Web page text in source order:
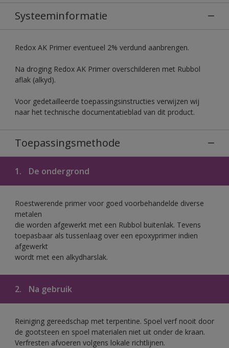
Systeeminformatie
Redox AK Primer eventueel 2% verdund aanbrengen.
Na droging Redox AK Primer overschilderen met Rubbol
aflak (alkyd).
Voor gedetailleerde toepassingsinstructies verwijzen wij
naar het technische documentatieblad van dit product.
Toepassingsmethode
1. De ondergrond
Roestwerende primer voor goed voorbehandelde diverse
metalen
die worden afgewerkt met een Rubbol buitenlak. Tevens
toepasbaar als tussenlaag over een epoxyprimer indien
afgewerkt
wordt met een alkydharslak.
2. Na gebruik
Reiniging gereedschap met terpentine. Spoel verf nooit door
de gootsteen en spoel materialen niet uit onder de kraan.
Verfresten afvoeren volgens lokale richtlijnen.